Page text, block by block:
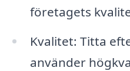
företagets
Kvalitet: Titta
använder